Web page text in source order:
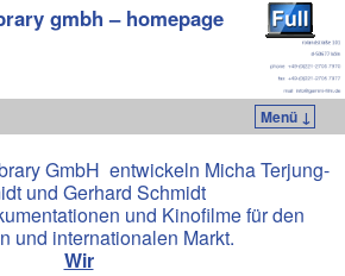
gmbh – homepage
Menü ↓
GmbH entwickeln Micha Terjung-
und Gerhard Schmidt
und Kinofilme für den
und internationalen Markt.
Wir